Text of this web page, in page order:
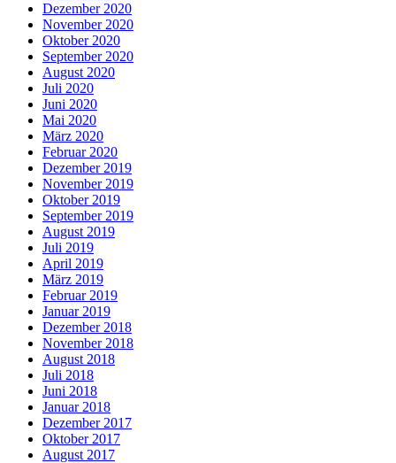
Dezember 2020
November 2020
Oktober 2020
September 2020
August 2020
Juli 2020
Juni 2020
Mai 2020
März 2020
Februar 2020
Dezember 2019
November 2019
Oktober 2019
September 2019
August 2019
Juli 2019
April 2019
März 2019
Februar 2019
Januar 2019
Dezember 2018
November 2018
August 2018
Juli 2018
Juni 2018
Januar 2018
Dezember 2017
Oktober 2017
August 2017